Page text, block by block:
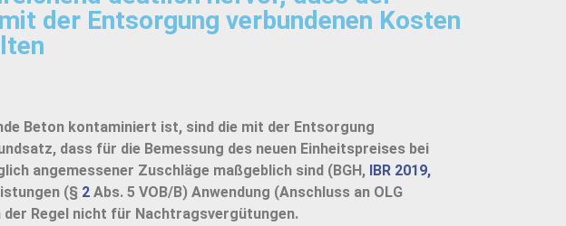
der Entsorgung verbundenen Kosten
Beton kontaminiert ist, sind die mit der Entsorgung
dass für die Bemessung des neuen Einheitspreises bei
angemessener Zuschläge maßgeblich sind (BGH, IBR 2019,
(§ 2 Abs. 5 VOB/B) Anwendung (Anschluss an OLG
Regel nicht für Nachtragsvergütungen.